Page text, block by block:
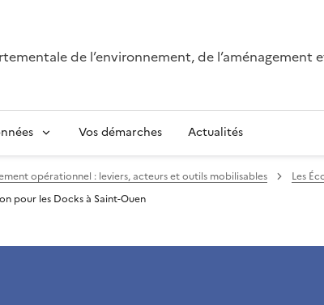
de l’environnement, de l’aménagement
Vos démarches Actualités
opérationnel : leviers, acteurs et outils mobilisables Les
pour les Docks à Saint-Ouen